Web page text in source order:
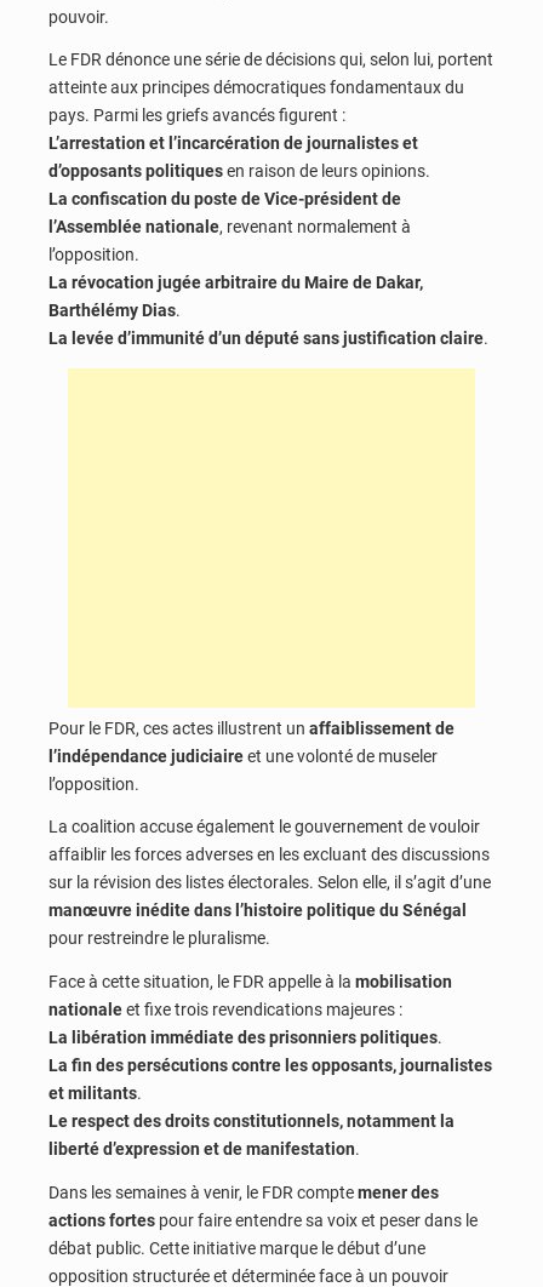
pouvoir.
Le FDR dénonce une série de décisions qui, selon lui, portent
atteinte aux principes démocratiques fondamentaux du
pays. Parmi les griefs avancés figurent :
L’arrestation et l’incarcération de journalistes et
d’opposants politiquesen raison de leurs opinions.
La confiscation du poste de Vice-président de
l’Assemblée nationale, revenant normalement à
l’opposition.
La révocation jugée arbitraire du Maire de Dakar,
Barthélémy Dias.
La levée d’immunité d’un député sans justification claire.
Pour le FDR, ces actes illustrent un affaiblissement de
l’indépendance judiciaireet une volonté de museler
l’opposition.
La coalition accuse également le gouvernement de vouloir
affaiblir les forces adverses en les excluant des discussions
sur la révision des listes électorales. Selon elle, il s’agit d’une
manœuvre inédite dans l’histoire politique du Sénégal
pour restreindre le pluralisme.
Face à cette situation, le FDR appelle à la mobilisation
nationaleet fixe trois revendications majeures :
La libération immédiate des prisonniers politiques.
La fin des persécutions contre les opposants, journalistes
et militants.
Le respect des droits constitutionnels, notamment la
liberté d’expression et de manifestation.
Dans les semaines à venir, le FDR comptemener des
actions fortes pour faire entendre sa voix et peser dans le
débat public. Cette initiative marque le début d’une
opposition structurée et déterminée face à un pouvoir